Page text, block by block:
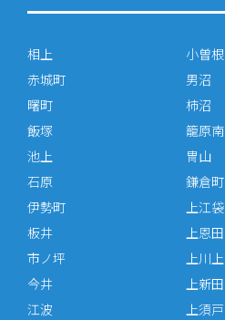
相上
赤城町
曙町
飯塚
池上
石原
伊勢町
板井
市ノ坪
今井
江波
小曽根
男沼
柿沼
籠原南
冑山
鎌倉町
上江袋
上恩田
上川上
上新田
上須戸